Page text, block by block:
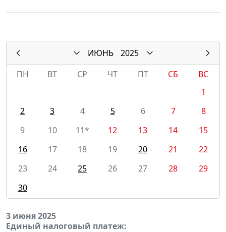
ИЮНЬ
2025
ПН
ВТ СР ЧТ ПТ СБ
ВС
1
2
3 4 5 6 7
8
9
10 11* 12 13 14
15
16
17 18 19 20 21
22
23
24 25 26 27 28
29
30
3 июня 2025
Единый налоговый платеж: